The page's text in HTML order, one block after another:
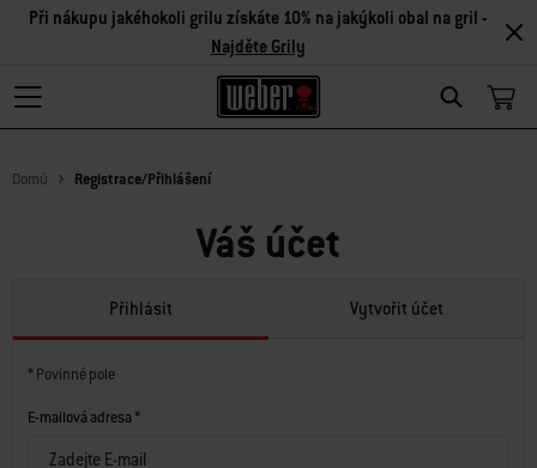
Search
Při nákupu jakéhokoli grilu získáte 10% na jakýkoli obal na gril -
Najděte Grily
Domů Registrace/Přihlášení
Váš účet
Přihlásit Vytvořit účet
* Povinné pole
E-mailová adresa *